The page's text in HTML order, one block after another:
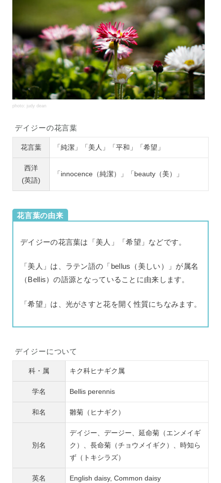
photo: judy dean
デイジーの花言葉
花言葉 「純潔」「美人」「平和」「希望」
西洋
(英語)
「innocence（純潔）」「beauty（美）」
花言葉の由来
デイジーの花言葉は「美人」「希望」などです。
「美人」は、ラテン語の「bellus（美しい）」が属名
（Bellis）の語源となっていることに由来します。
「希望」は、光がさすと花を開く性質にちなみます。
デイジーについて
科・属 キク科ヒナギク属
学名 Bellis perennis
和名 雛菊（ヒナギク）
別名
デイジー、デージー、延命菊（エンメイギ
ク）、長命菊（チョウメイギク）、時知ら
ず（トキシラズ）
英名 English daisy, Common daisy